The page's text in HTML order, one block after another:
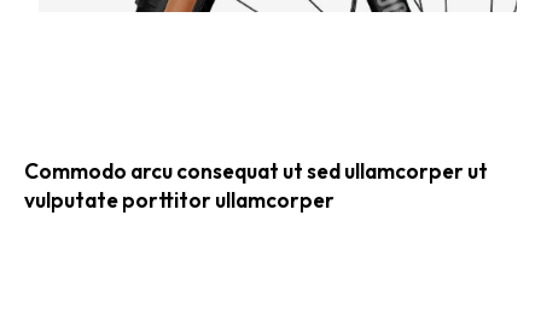
Commodo arcu consequat ut sed ullamcorper ut
vulputate porttitor ullamcorper